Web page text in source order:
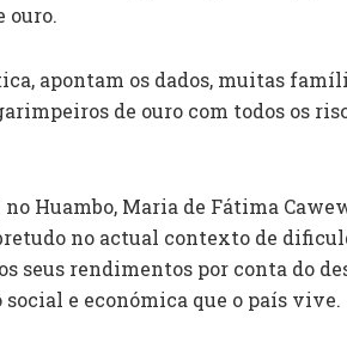
ouro.
apontam os dados, muitas
de ouro com todos os
Huambo, Maria de Fátima
no actual contexto de
seus rendimentos por conta do
e económica que o país vive.